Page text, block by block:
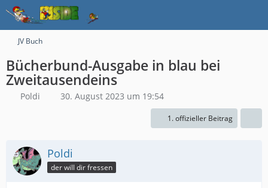
JV Buch
Bücherbund-Ausgabe in blau bei
Zweitausendeins
Poldi 30. August 2023 um 19:54
1. offizieller Beitrag
Poldi
der will dir fressen